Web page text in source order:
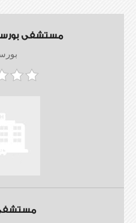
مستشفى
مستشفى